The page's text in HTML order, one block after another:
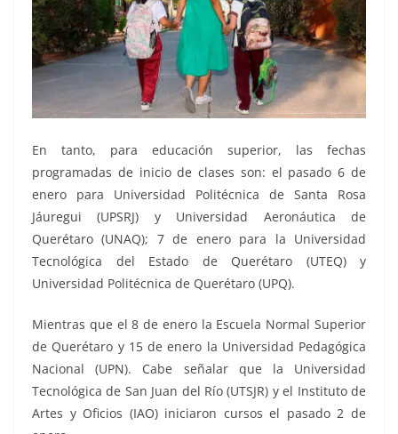
En tanto, para educación superior, las fechas
programadas de inicio de clases son: el pasado 6 de
enero para Universidad Politécnica de Santa Rosa
Jáuregui (UPSRJ) y Universidad Aeronáutica de
Querétaro (UNAQ); 7 de enero para la Universidad
Tecnológica del Estado de Querétaro (UTEQ) y
Universidad Politécnica de Querétaro (UPQ).
Mientras que el 8 de enero la Escuela Normal Superior
de Querétaro y 15 de enero la Universidad Pedagógica
Nacional (UPN). Cabe señalar que la Universidad
Tecnológica de San Juan del Río(UTSJR) y el Instituto de
Artes y Oficios (IAO) iniciaron cursos el pasado 2 de